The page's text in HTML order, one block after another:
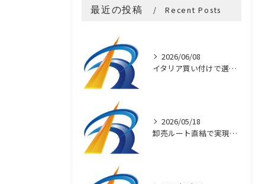
最近の投稿 Recent Posts
2026/06/08
イタリア買い付けで選ぶ本物アクセサリー
2026/05/18
卸売ルート直結で実現するブランド品の安価提供の秘密